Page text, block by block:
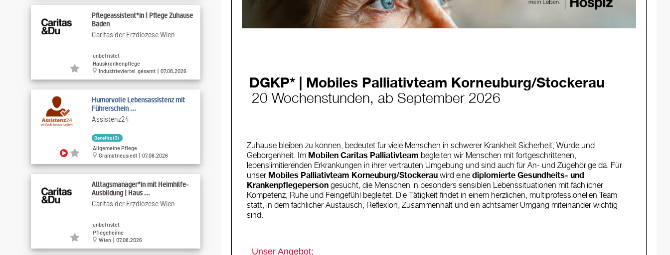
DGKP* | Mobiles Palliativteam Korneuburg/Stockerau
20 Wochenstunden, ab September 2026
Zuhause bleiben zu können, bedeutet für viele Menschen in schwerer Krankheit Sicherheit, Würde und
Geborgenheit. Im Mobilen Caritas Palliativteam begleiten wir Menschen mit fortgeschrittenen,
lebenslimitierenden Erkrankungen in ihrer vertrauten Umgebung und sind auch für An- und Zugehörige da. Für
unser Mobiles Palliativteam Korneuburg/Stockerauwird eine diplomierte Gesundheits- und
Krankenpflegepersongesucht, die Menschen in besonders sensiblen Lebenssituationen mit fachlicher
Kompetenz, Ruhe und Feingefühl begleitet. Die Tätigkeit findet in einem herzlichen, multiprofessionellen Team
statt, in dem fachlicher Austausch, Reflexion, Zusammenhalt und ein achtsamer Umgang miteinander wichtig
sind.
Unser Angebot:
Pflegeassistent*in | Pflege Zuhause
Baden
Caritas der Erzdiözese Wien
unbefristet
Hauskrankenpflege
Industrieviertel gesamt | 07.08.2026
Humorvolle Lebensassistenz mit
Führerschein ...
Assistenz24
Benefits (3)
Allgemeine Pflege
Gramatneusiedl | 07.08.2026
Alltagsmanager*in mit Heimhilfe-
Ausbildung | Haus ...
Caritas der Erzdiözese Wien
unbefristet
Pflegeheime
Wien | 07.08.2026